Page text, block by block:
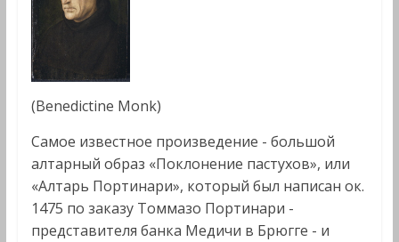
(Benedictine Monk)
Самое известное произведение - большой
алтарный образ «Поклонение пастухов», или
«Алтарь Портинари», который был написан ок.
1475 по заказу Томмазо Портинари -
представителя банка Медичи в Брюгге - и